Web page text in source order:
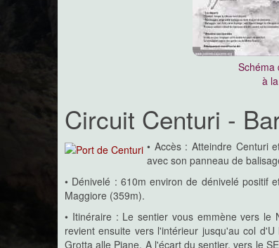
à
Circuit Centuri -
• Accès : Atteindre Centuri
avec son panneau de
• Dénivelé : 610m environ de dénivelé positif
Maggiore (359m).
• Itinéraire : Le sentier vous emmène vers
revient ensuite vers l'intérieur jusqu'au col
Grotta alle Piane. A l'écart du sentier, vers le